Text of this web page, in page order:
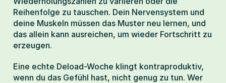
Reihenfolge zu tauschen. Dein Nervensystem und
deine Muskeln müssen das Muster neu lernen, und
das allein kann ausreichen, um wieder Fortschritt zu
erzeugen.
Eine echte Deload-Woche klingt kontraproduktiv,
wenn du das Gefühl hast, nicht genug zu tun. Wer